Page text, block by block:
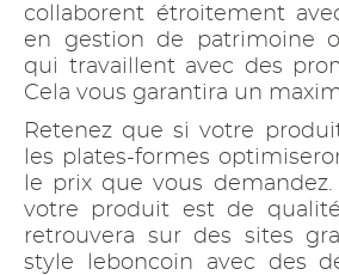
collaborent étroitement
en gestion de patrimoine
qui travaillent avec des
Cela vous garantira un
Retenez que si votre
les plates-formes
le prix que vous
votre produit est de
retrouvera sur des sites
style leboncoin avec des